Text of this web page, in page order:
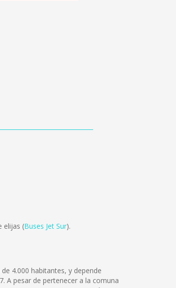
elijas (Buses Jet Sur).
4.000 habitantes, y depende
A pesar de pertenecer a la comuna